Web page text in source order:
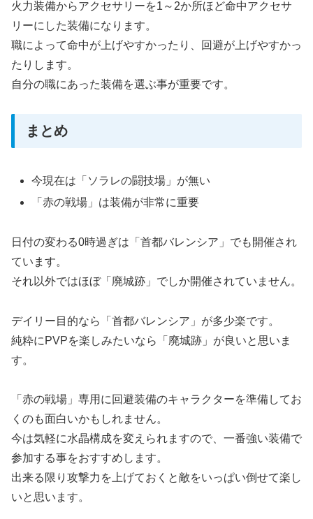
火力装備からアクセサリーを1～2か所ほど命中アクセサ
リーにした装備になります。
職によって命中が上げやすかったり、回避が上げやすかっ
たりします。
自分の職にあった装備を選ぶ事が重要です。
まとめ
今現在は「ソラレの闘技場」が無い
「赤の戦場」は装備が非常に重要
日付の変わる0時過ぎは「首都バレンシア」でも開催され
ています。
それ以外ではほぼ「廃城跡」でしか開催されていません。
デイリー目的なら「首都バレンシア」が多少楽です。
純粋にPVPを楽しみたいなら「廃城跡」が良いと思いま
す。
「赤の戦場」専用に回避装備のキャラクターを準備してお
くのも面白いかもしれません。
今は気軽に水晶構成を変えられますので、一番強い装備で
参加する事をおすすめします。
出来る限り攻撃力を上げておくと敵をいっぱい倒せて楽し
いと思います。